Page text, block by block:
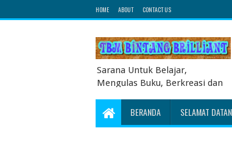
HOME ABOUT CONTACT US
Sarana Untuk Belajar,
Mengulas Buku, Berkreasi dan
Energi Literasi Berbagai soal
ujian sekolah dasar juga
BERANDA SELAMAT